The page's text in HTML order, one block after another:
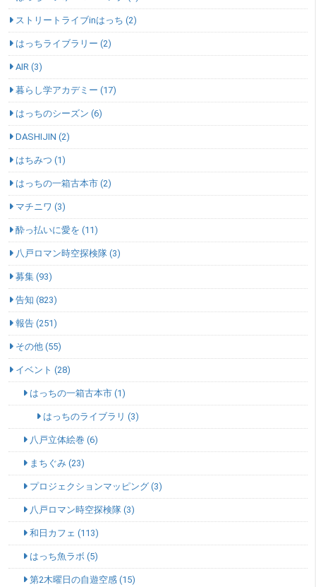
ストリートライブinはっち (2)
はっちライブラリー (2)
AIR (3)
暮らし学アカデミー (17)
はっちのシーズン (6)
DASHIJIN (2)
はちみつ (1)
はっちの一箱古本市 (2)
マチニワ (3)
酔っ払いに愛を (11)
八戸ロマン時空探検隊 (3)
募集 (93)
告知 (823)
報告 (251)
その他 (55)
イベント (28)
はっちの一箱古本市 (1)
はっちのライブラリ (3)
八戸立体絵巻 (6)
まちぐみ (23)
プロジェクションマッピング (3)
八戸ロマン時空探検隊 (3)
和日カフェ (113)
はっち魚ラボ (5)
第2木曜日の自遊空感 (15)